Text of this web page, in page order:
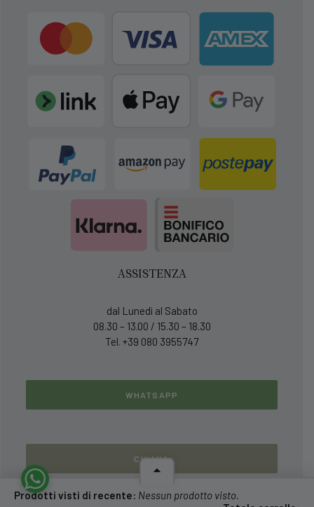
ASSISTENZA
dal Lunedì al Sabato
08.30 – 13.00 / 15.30 – 18.30
Tel. +39 080 3955747
WHATSAPP
CHIAMA
Prodotti visti di recente: Nessun prodotto visto.